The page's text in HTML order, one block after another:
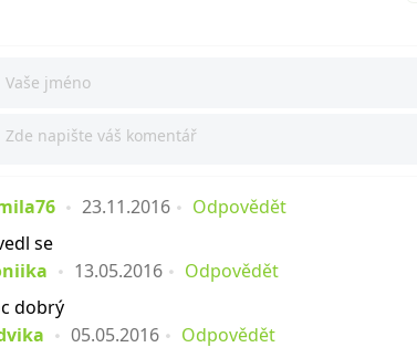
23.11.2016
Odpovědět
se
13.05.2016
Odpovědět
dobrý
05.05.2016
Odpovědět